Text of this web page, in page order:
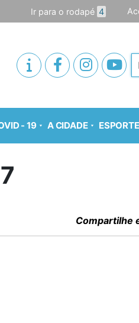
Ir para o rodapé 4
- 19 A CIDADE
Compartilhe